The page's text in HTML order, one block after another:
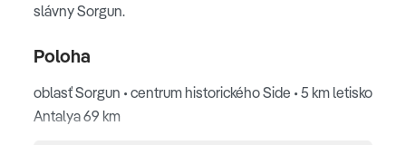
slávny Sorgun.
Poloha
oblasť Sorgun • centrum historického Side • 5 km letisko
Antalya 69 km